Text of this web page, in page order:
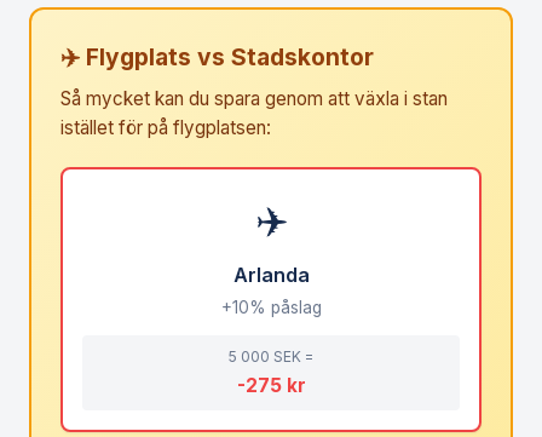
✈️ Flygplats vs Stadskontor
Så mycket kan du spara genom att växla i stan
istället för på flygplatsen:
✈️
Arlanda
+10% påslag
5 000 SEK =
-275 kr